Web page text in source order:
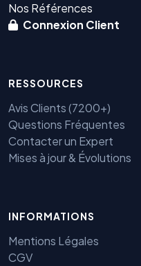
Nos Références
Connexion Client
RESSOURCES
Avis Clients (7200+)
Questions Fréquentes
Contacter un Expert
Mises à jour & Évolutions
INFORMATIONS
Mentions Légales
CGV